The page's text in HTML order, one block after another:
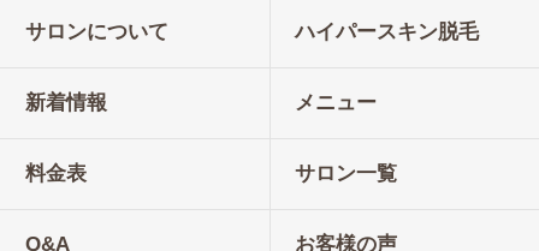
サロンについて ハイパースキン脱毛
新着情報 メニュー
料金表 サロン一覧
Q&A お客様の声